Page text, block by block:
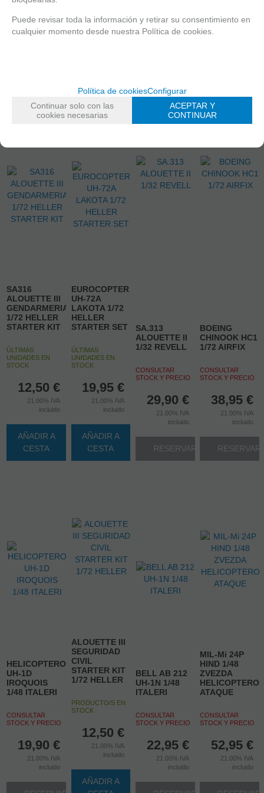
UNIDADES EN
59,99 €
CONSULTAR
RESERVAR
CONSULTAR
STOCK Y PRECIO
RESERVAR
CONSULTAR
RESERVAR
SA316
ALOUETTE III
GENDARMERIA
1/72 HELLER
STARTER KIT
ÚLTIMAS
UNIDADES EN
STOCK
12,50 €
21.00% IVA
incluido
AÑADIR A
CESTA
EUROCOPTER
UH-72A
LAKOTA 1/72
HELLER
STARTER SET
ÚLTIMAS
UNIDADES EN
STOCK
19,95 €
21.00% IVA
incluido
AÑADIR A
CESTA
SA.313
ALOUETTE II
1/32 REVELL
CONSULTAR
STOCK Y PRECIO
29,90 €
21.00% IVA
incluido
RESERVAR
BOEING
CHINOOK HC1
1/72 AIRFIX
CONSULTAR
STOCK Y PRECIO
38,95 €
21.00% IVA
incluido
RESERVAR
HELICOPTERO
UH-1D
IROQUOIS
1/48 ITALERI
CONSULTAR
STOCK Y PRECIO
19,90 €
21.00% IVA
incluido
ALOUETTE III
SEGURIDAD
CIVIL
STARTER KIT
1/72 HELLER
PRODUCTO/S EN
STOCK
12,50 €
21.00% IVA
incluido
AÑADIR A
BELL AB 212
UH-1N 1/48
ITALERI
CONSULTAR
STOCK Y PRECIO
22,95 €
21.00% IVA
incluido
MIL-Mi 24P
HIND 1/48
ZVEZDA
HELICOPTERO
ATAQUE
CONSULTAR
STOCK Y PRECIO
52,95 €
21.00% IVA
incluido
Puede revisar toda la información y retirar su consentimiento en
cualquier momento desde nuestra Política de cookies.
Política de cookiesConfigurar
Continuar solo con las
cookies necesarias
ACEPTAR Y
CONTINUAR